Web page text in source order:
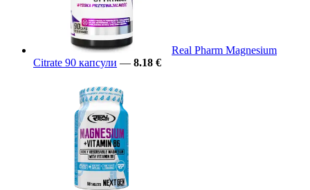
Real Pharm Magnesium
Citrate 90 капсули — 8.18 €